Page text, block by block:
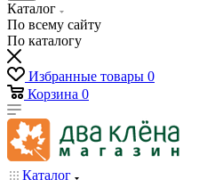
Каталог
По всему сайту
По каталогу
Избранные товары 0
Корзина 0
Каталог